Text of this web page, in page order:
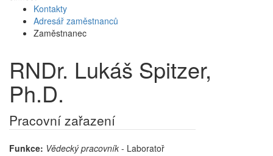
Kontakty
Adresář zaměstnanců
Zaměstnanec
RNDr. Lukáš Spitzer,
Ph.D.
Pracovní zařazení
Funkce: Vědecký pracovník - Laboratoř